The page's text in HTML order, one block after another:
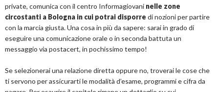
private, comunica con il centro Informagiovani nelle zone
circostanti a Bologna in cui potrai disporre di nozioni per partire
con la marcia giusta. Una cosa in più da sapere: sarai in grado di
eseguire una comunicazione orale o in seconda battuta un
messaggio via postacert, in pochissimo tempo!
Se selezionerai una relazione diretta oppure no, troverai le cose che
ti servono per assicurarti le modalità d’esame, programmi e cifra da